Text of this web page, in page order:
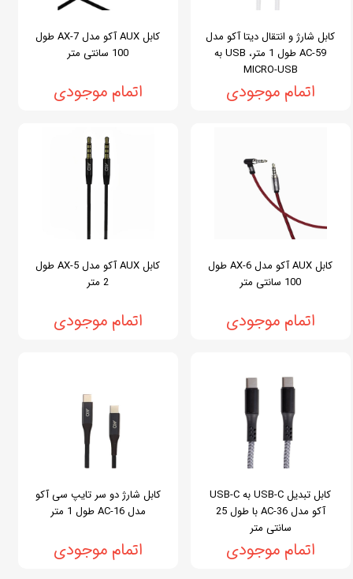
کابل شارژ و انتقال دیتا آکو مدل
AC-59 طول 1 متر، USB به
MICRO-USB
اتمام موجودی
کابل AUX آکو مدل AX-7 طول
100 سانتی متر
اتمام موجودی
کابل AUX آکو مدل AX-6 طول
100 سانتی متر
اتمام موجودی
کابل AUX آکو مدل AX-5 طول
2 متر
اتمام موجودی
کابل تبدیل USB-C به USB-C
آکو مدل AC-36 با طول 25
سانتی متر
اتمام موجودی
کابل شارژ دو سر تایپ سی آکو
مدل AC-16 طول 1 متر
اتمام موجودی